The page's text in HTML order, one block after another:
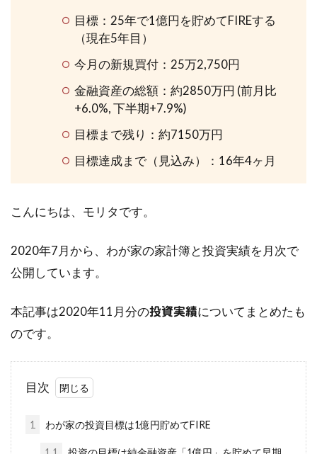
目標：25年で1億円を貯めてFIREする
（現在5年目）
今月の新規買付：25万2,750円
金融資産の総額：約2850万円 (前月比
+6.0%, 下半期+7.9%)
目標まで残り：約7150万円
目標達成まで（見込み）：16年4ヶ月
こんにちは、モリタです。
2020年7月から、わが家の家計簿と投資実績を月次で
公開しています。
本記事は2020年11月分の投資実績についてまとめたも
のです。
目次
1 わが家の投資目標は1億円貯めてFIRE